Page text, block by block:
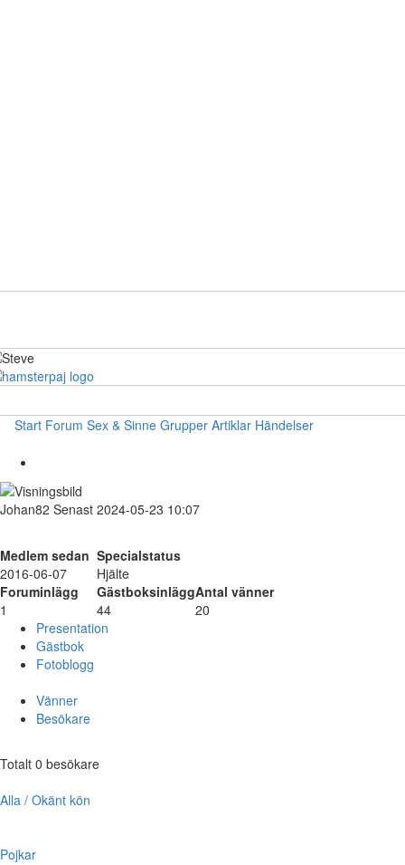
Start Forum Sex & Sinne Grupper Artiklar Händelser
Johan82 Senast 2024-05-23 10:07
Medlem sedan Specialstatus
2016-06-07
Hjälte
Foruminlägg
GästboksinläggAntal vänner
1
44
20
Presentation
Gästbok
Fotoblogg
Vänner
Besökare
Totalt 0 besökare
Alla / Okänt kön
Pojkar